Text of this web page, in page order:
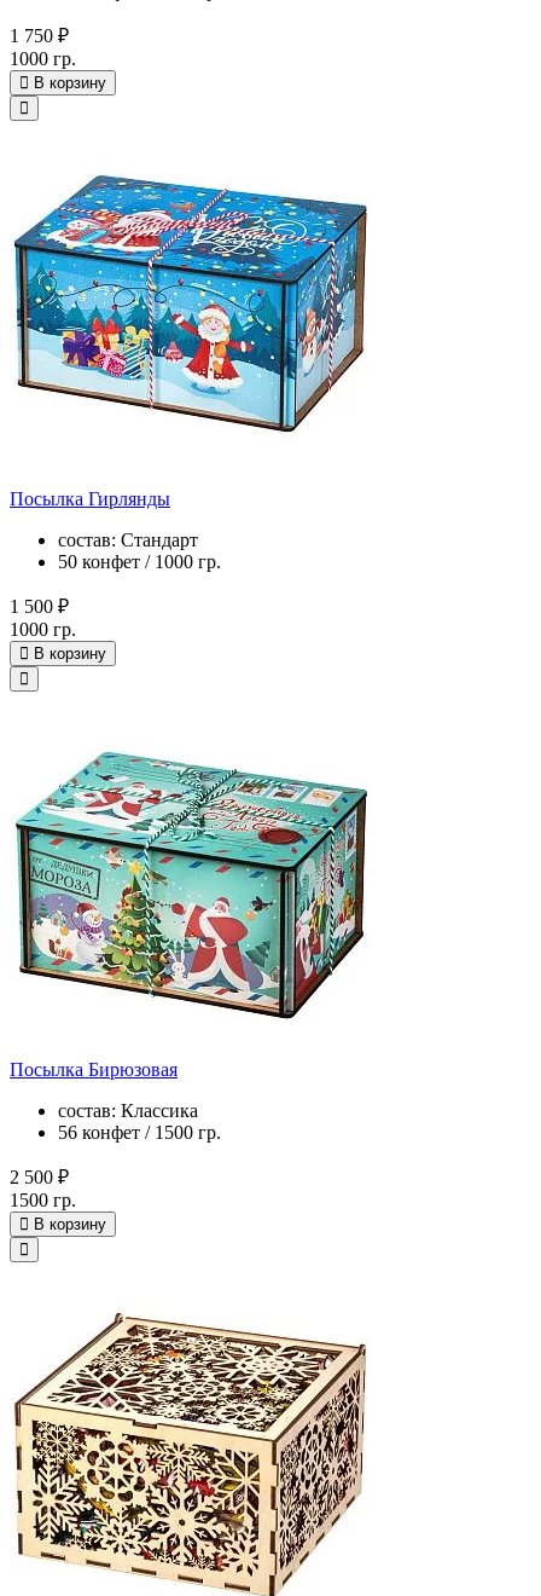
1 750 ₽
1000 гр.
В корзину
Посылка Гирлянды
состав: Стандарт
50 конфет / 1000 гр.
1 500 ₽
1000 гр.
В корзину
Посылка Бирюзовая
состав: Классика
56 конфет / 1500 гр.
2 500 ₽
1500 гр.
В корзину